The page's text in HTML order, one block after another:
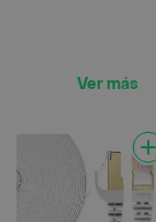
Ver más